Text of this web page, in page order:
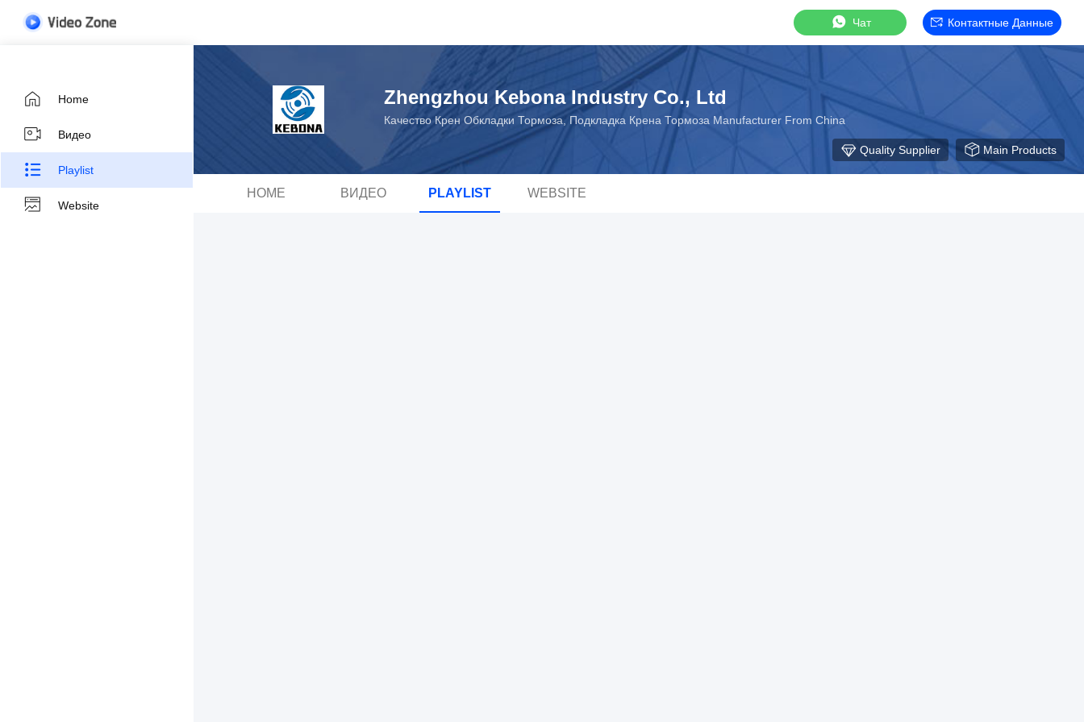
Чат Контактные Данные
Home
Видео
Playlist
Website
Zhengzhou Kebona Industry Co., Ltd
Качество Крен Обкладки Тормоза, Подкладка Крена Тормоза Manufacturer From China
Quality Supplier Main Products
HOME ВИДЕО PLAYLIST WEBSITE